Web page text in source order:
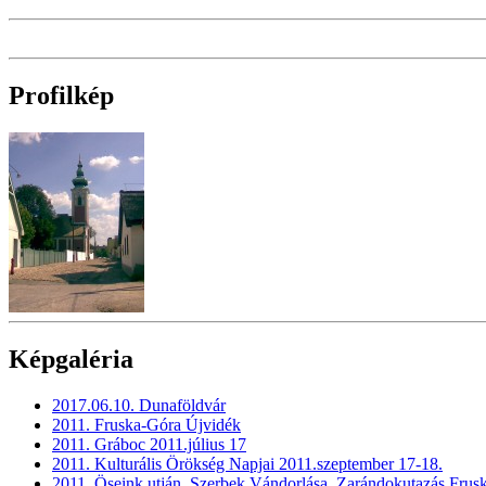
Profilkép
Képgaléria
2017.06.10. Dunaföldvár
2011. Fruska-Góra Újvidék
2011. Gráboc 2011.július 17
2011. Kulturális Örökség Napjai 2011.szeptember 17-18.